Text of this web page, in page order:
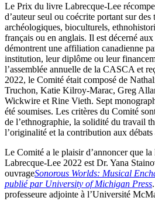
Le Prix du livre Labrecque-Lee
d’auteur seul ou coécrite portant sur
archéologiques, bioculturels,
français ou en anglais. Il est décerné
démontrent une affiliation canadienne
institution, leur diplôme ou leur
l’assemblée annuelle de la CASCA et
2022, le Comité était composé de
Truchon, Katie Kilroy-Marac, Greg
Wickwire et Rine Vieth. Sept
été soumises. Les critères du Comité
de l’ethnographie, la solidité du travail
l’originalité et la contribution aux
Le Comité a le plaisir d’annoncer que
Labrecque-Lee 2022 est Dr. Yana
ouvrageSonorous Worlds: Musical
publié par University of Michigan Press
professeure adjointe à l’Université